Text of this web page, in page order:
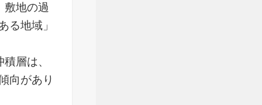
敷地の過
る地域」
層は、
向があり